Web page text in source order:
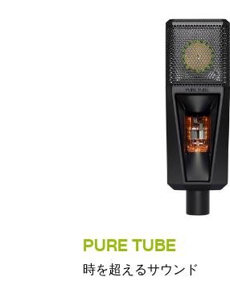
PURE TUBE
時を超えるサウンド